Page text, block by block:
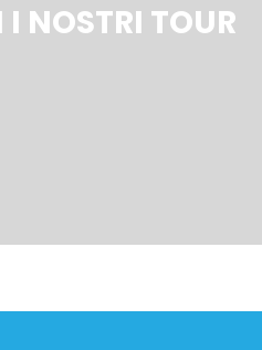
NOSTRI TOUR